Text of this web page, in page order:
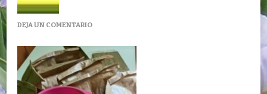
DEJA UN COMENTARIOEN